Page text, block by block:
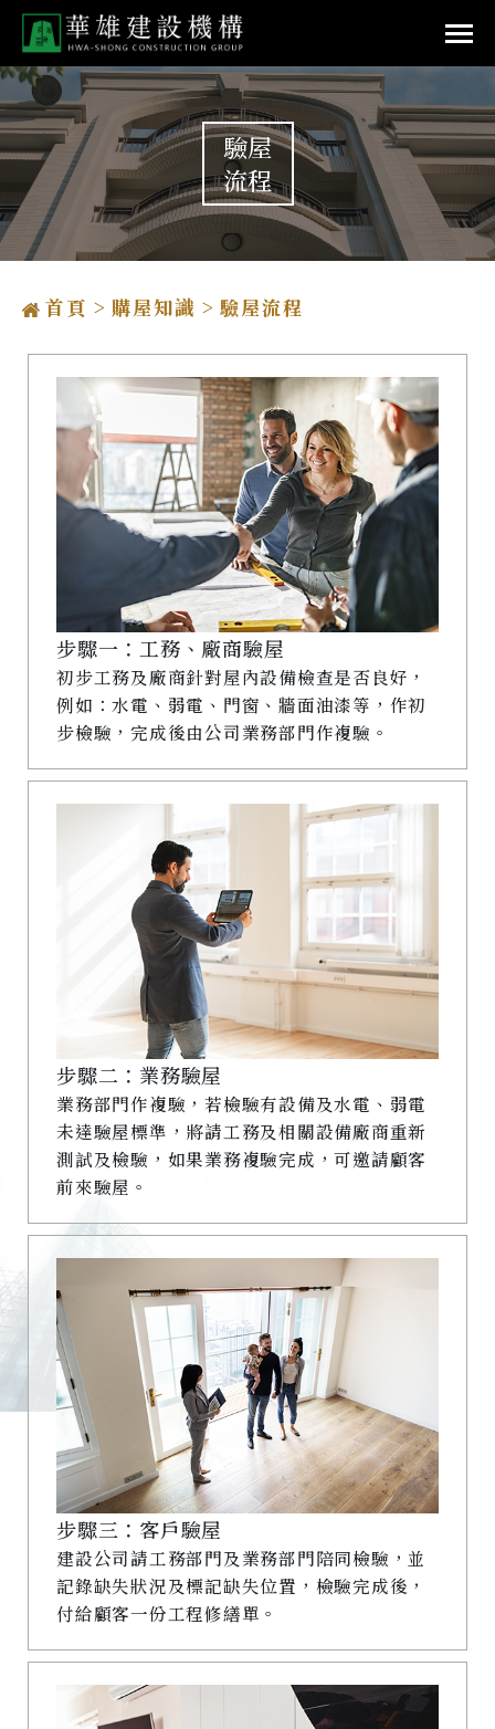
驗屋
流程
首頁 購屋知識 驗屋流程
步驟一：工務、廠商驗屋
初步工務及廠商針對屋內設備檢查是否良好，
例如：水電、弱電、門窗、牆面油漆等，作初
步檢驗，完成後由公司業務部門作複驗。
步驟二：業務驗屋
業務部門作複驗，若檢驗有設備及水電、弱電
未達驗屋標準，將請工務及相關設備廠商重新
測試及檢驗，如果業務複驗完成，可邀請顧客
前來驗屋。
步驟三：客戶驗屋
建設公司請工務部門及業務部門陪同檢驗，並
記錄缺失狀況及標記缺失位置，檢驗完成後，
付給顧客一份工程修繕單。